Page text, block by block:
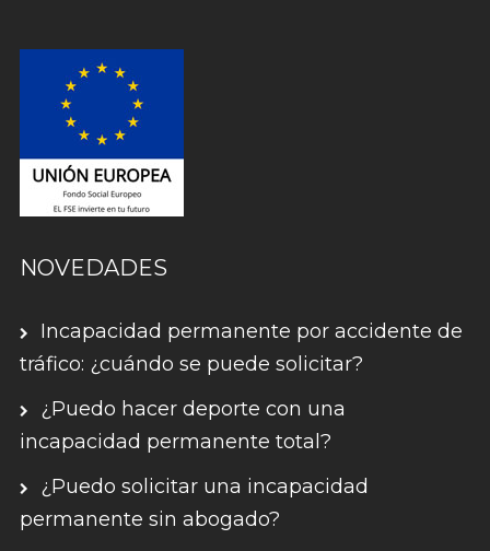
NOVEDADES
Incapacidad permanente por accidente de
tráfico: ¿cuándo se puede solicitar?
¿Puedo hacer deporte con una
incapacidad permanente total?
¿Puedo solicitar una incapacidad
permanente sin abogado?